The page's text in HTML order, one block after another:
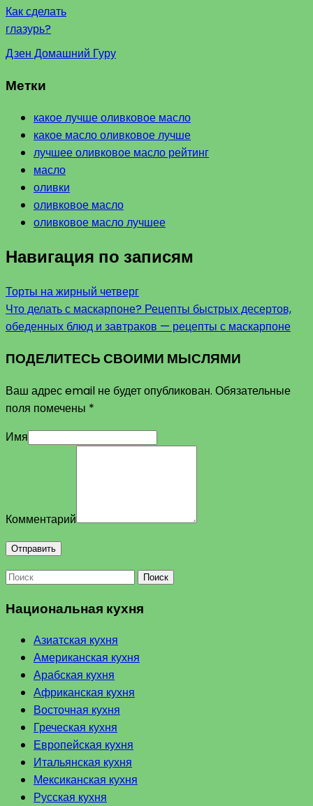
Как сделать
глазурь?
Дзен Домашний Гуру
Метки
какое лучше оливковое масло
какое масло оливковое лучше
лучшее оливковое масло рейтинг
масло
оливки
оливковое масло
оливковое масло лучшее
Навигация по записям
Торты на жирный четверг
Что делать с маскарпоне? Рецепты быстрых десертов,
обеденных блюд и завтраков — рецепты с маскарпоне
ПОДЕЛИТЕСЬ СВОИМИ МЫСЛЯМИ
Ваш адрес email не будет опубликован. Обязательные
поля помечены *
Имя
Комментарий
Поиск
Национальная кухня
Азиатская кухня
Американская кухня
Арабская кухня
Африканская кухня
Восточная кухня
Греческая кухня
Европейская кухня
Итальянская кухня
Мексиканская кухня
Русская кухня